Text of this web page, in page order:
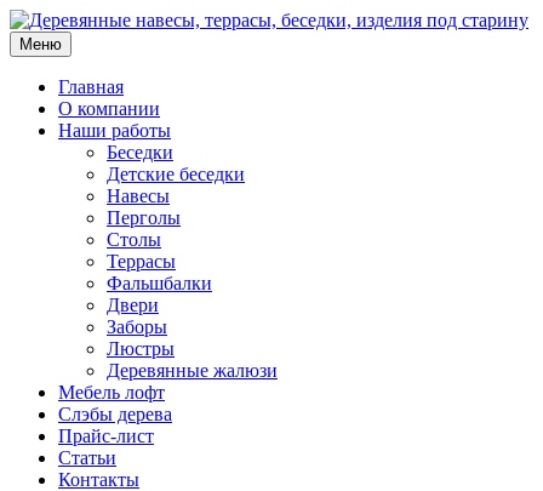
Меню
Главная
О компании
Наши работы
Беседки
Детские беседки
Навесы
Перголы
Столы
Террасы
Фальшбалки
Двери
Заборы
Люстры
Деревянные жалюзи
Мебель лофт
Слэбы дерева
Прайс-лист
Статьи
Контакты